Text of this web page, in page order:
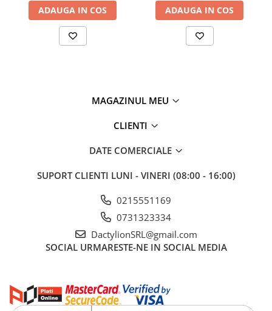
ADAUGA IN COS ADAUGA IN COS
MAGAZINUL MEU
CLIENTI
DATE COMERCIALE
SUPORT CLIENTI LUNI - VINERI (08:00 - 16:00)
0215551169
0731323334
DactylionSRL@gmail.com
SOCIAL URMARESTE-NE IN SOCIAL MEDIA